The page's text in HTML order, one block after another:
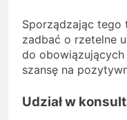
Sporządzając tego
zadbać o rzetelne
do obowiązujących
szansę na
Udział w